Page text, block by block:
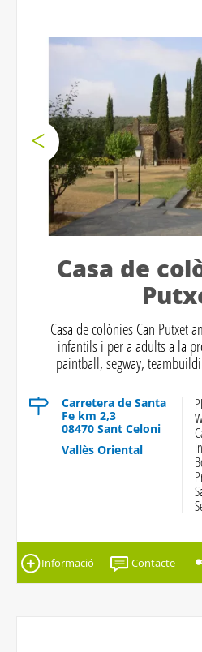
Casa de
Casa de colònies Can Putxet
infantils i per a adults a la
paintball, segway,
Carretera de Santa
Fe km 2,3
08470 Sant Celoni
Vallès Oriental
Informació Contacte